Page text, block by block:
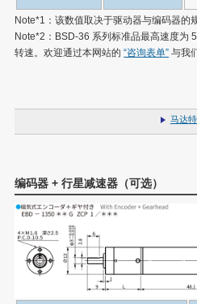
Note*1：该数值取决于驱动器与编码器的
Note*2： BSD-36 系列标准品最高速度为
转速。欢迎通过本网站的“咨询表单” 与我
马达
编码器 + 行星减速器（可选）